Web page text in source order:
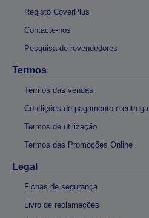
Registo CoverPlus
Contacte-nos
Pesquisa de revendedores
Termos
Termos das vendas
Condições de pagamento e entrega
Termos de utilização
Termos das Promoções Online
Legal
Fichas de segurança
Livro de reclamações